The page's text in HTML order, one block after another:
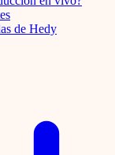
de Hedy